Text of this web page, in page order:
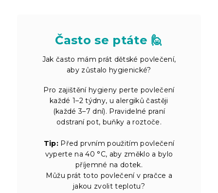
Často se ptáte 🙋
Jak často mám prát dětské povlečení,
aby zůstalo hygienické?
Pro zajištění hygieny perte povlečení
každé 1–2 týdny, u alergiků častěji
(každé 3–7 dní). Pravidelné praní
odstraní pot, buňky a roztoče.
Tip: Před prvním použitím povlečení
vyperte na 40 °C, aby změklo a bylo
příjemné na dotek.
Můžu prát toto povlečení v pračce a
jakou zvolit teplotu?